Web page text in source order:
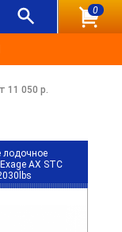
0
11 050 р.
AX STC